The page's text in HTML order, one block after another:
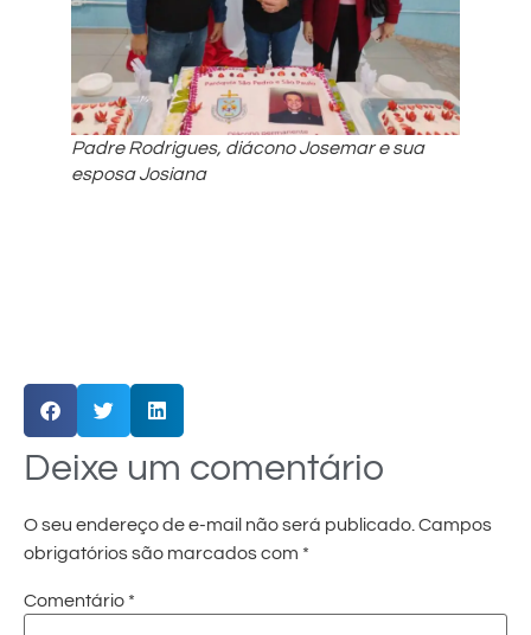
Padre Rodrigues, diácono Josemar e sua
esposa Josiana
Deixe um comentário
O seu endereço de e-mail não será publicado.Campos
obrigatórios são marcados com *
Comentário *